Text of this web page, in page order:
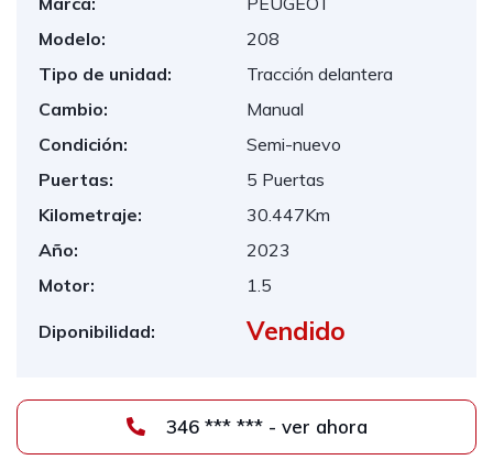
Modelo:
208
Tipo de unidad:
Tracción delantera
Cambio:
Manual
Condición:
Semi-nuevo
Puertas:
5 Puertas
Kilometraje:
30.447Km
Año:
2023
Motor:
1.5
Diponibilidad: Vendido
346 *** *** - ver ahora